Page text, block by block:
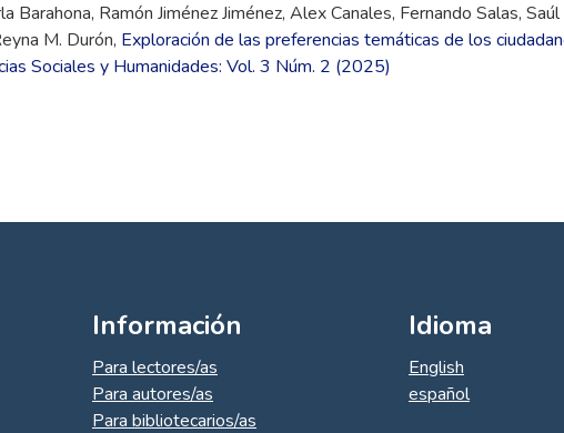
Barahona, Ramón Jiménez Jiménez, Alex Canales, Fernando Salas,
M. Durón, Exploración de las preferencias temáticas de los
Sociales y Humanidades: Vol. 3 Núm. 2 (2025)
Información
Para lectores/as
Para autores/as
Para bibliotecarios/as
Idioma
English
español